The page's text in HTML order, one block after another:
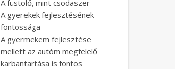
A füstölő, mint csodaszer
A gyerekek fejlesztésének
fontossága
A gyermekem fejlesztése
mellett az autóm megfelelő
karbantartása is fontos